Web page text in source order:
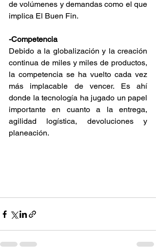
de volúmenes y demandas como el que
implica El Buen Fin.
-Competencia
Debido a la globalización y la creación
continua de miles y miles de productos,
la competencia se ha vuelto cada vez
más implacable de vencer. Es ahí
donde la tecnología ha jugado un papel
importante en cuanto a la entrega,
agilidad logística, devoluciones y
planeación.